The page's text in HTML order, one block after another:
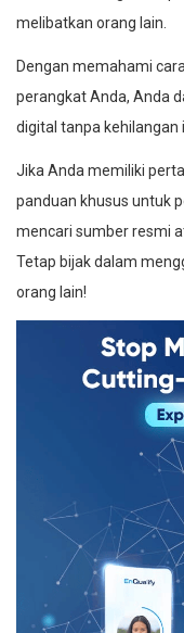
melibatkan orang lain.
Dengan memahami
perangkat Anda, Anda
digital tanpa kehilangan
Jika Anda memiliki
panduan khusus untuk
mencari sumber resmi
Tetap bijak dalam
orang lain!